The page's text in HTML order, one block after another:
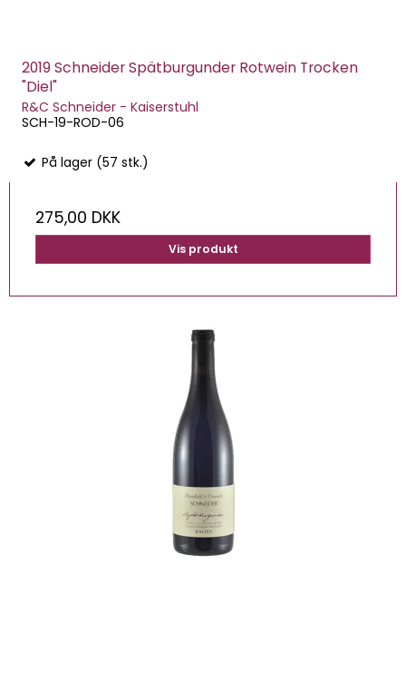
2019 Schneider Spätburgunder Rotwein Trocken
"Diel"
R&C Schneider - Kaiserstuhl
SCH-19-ROD-06
På lager (57 stk.)
275,00 DKK
Vis produkt